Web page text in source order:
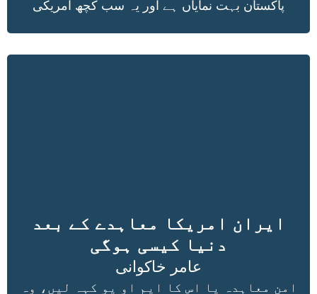
پاکستان بہت نمایاں ہے اور یہ سب کچھ امریکی
ایران امریکا معاہدے کے بعد
دنیا کیسی ہوگی
عامر خاکوانی
امن معاہدہ یا اس کا ایم او یو کہہ لیں، وہ